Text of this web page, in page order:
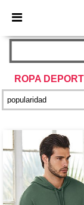
× App
¡Mejores
ROPA